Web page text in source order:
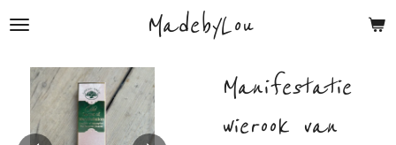
Ga
hoofdinhoud
MadebyLou
Manifestatie
wierook van